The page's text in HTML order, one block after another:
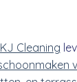
KJ Cleaning